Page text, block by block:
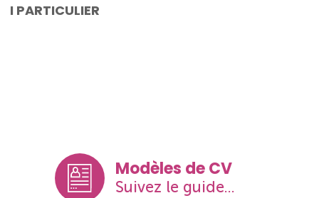
I PARTICULIER
Modèles de CV
Suivez le guide...